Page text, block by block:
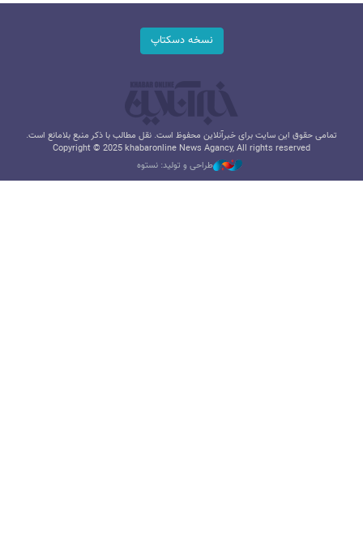
نسخه دسکتاپ
تمامی حقوق این سایت برای خبرآنلاین محفوظ است. نقل مطالب با ذکر منبع بلامانع است.
Copyright © 2025 khabaronline News Agancy, All rights reserved
طراحی و تولید: نستوه